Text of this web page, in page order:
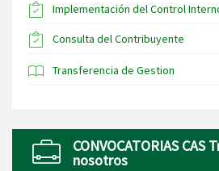
Implementación del Control
Consulta del Contribuyente
Transferencia de Gestion
CONVOCATORIAS CAS
nosotros